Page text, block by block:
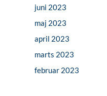
juni 2023
maj 2023
april 2023
marts 2023
februar 2023